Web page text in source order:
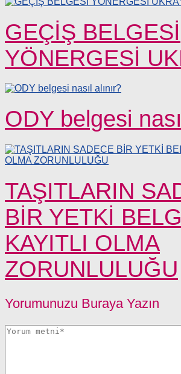
GEÇİŞ BELGESİ
YÖNERGESİ
ODY belgesi
TAŞITLARIN
BİR YETKİ
KAYITLI OLMA
ZORUNLULUĞU
Yorumunuzu Buraya Yazın